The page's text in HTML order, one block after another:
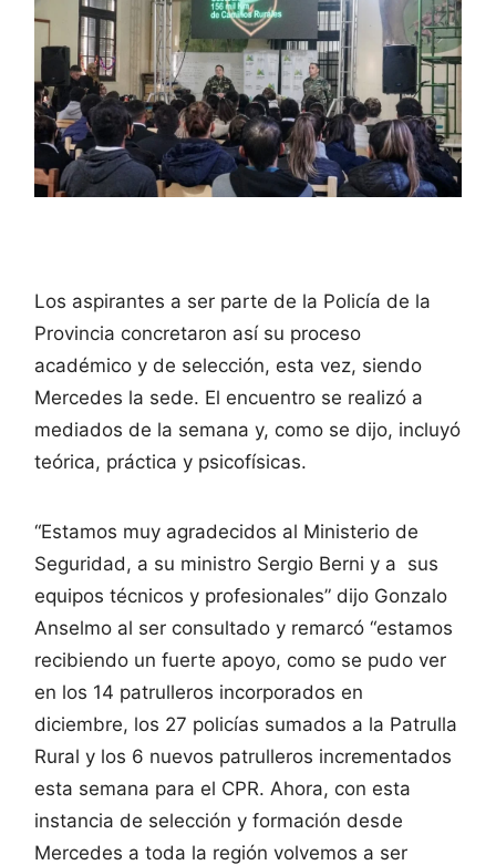
Los aspirantes a ser parte de la Policía de la
Provincia concretaron así su proceso
académico y de selección, esta vez, siendo
Mercedes la sede. El encuentro se realizó a
mediados de la semana y, como se dijo, incluyó
teórica, práctica y psicofísicas.
“Estamos muy agradecidos al Ministerio de
Seguridad, a su ministro Sergio Berni y a sus
equipos técnicos y profesionales” dijo Gonzalo
Anselmo al ser consultado y remarcó “estamos
recibiendo un fuerte apoyo, como se pudo ver
en los 14 patrulleros incorporados en
diciembre, los 27 policías sumados a la Patrulla
Rural y los 6 nuevos patrulleros incrementados
esta semana para el CPR. Ahora, con esta
instancia de selección y formación desde
Mercedes a toda la región volvemos a ser